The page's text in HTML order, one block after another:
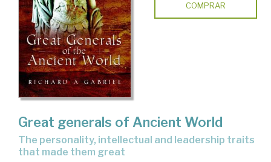
COMPRAR
Great generals of Ancient World
the personality, intellectual and leadership traits
that made them great